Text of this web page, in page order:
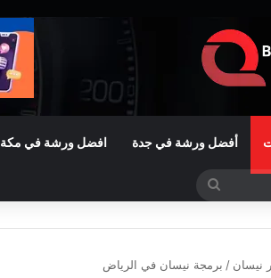
أفضل ورشة في جدة افضل ورشة في مكة
نيسان / برمجة نيسان في الرياض